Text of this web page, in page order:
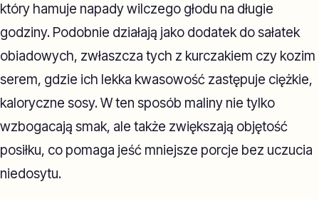
który hamuje napady wilczego głodu na długie
godziny. Podobnie działają jako dodatek do sałatek
obiadowych, zwłaszcza tych z kurczakiem czy kozim
serem, gdzie ich lekka kwasowość zastępuje ciężkie,
kaloryczne sosy. W ten sposób maliny nie tylko
wzbogacają smak, ale także zwiększają objętość
posiłku, co pomaga jeść mniejsze porcje bez uczucia
niedosytu.